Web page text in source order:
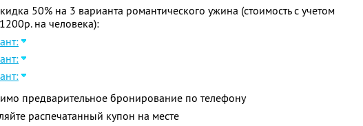
50% на 3 варианта романтического ужина (стоимость с учетом
на человека):
предварительное бронирование по телефону
распечатанный купон на месте